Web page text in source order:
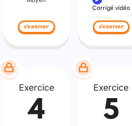
s'exercer
Corrigé vidéo
s'exercer
Exercice
4
Exercice
5